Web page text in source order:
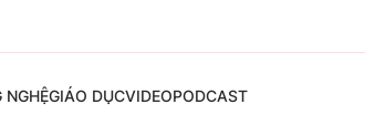
NGHỆGIÁO DỤCVIDEOPODCAST